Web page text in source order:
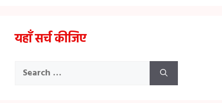
यहाँ सर्च कीजिए
Search